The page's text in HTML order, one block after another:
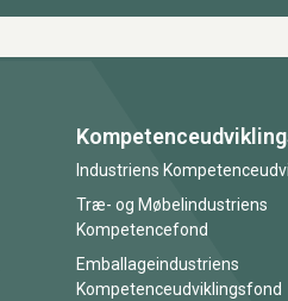
Industriens
Træ- og Møbelindustriens
Kompetencefond
Emballageindustriens
Kompetenceudviklingsfond